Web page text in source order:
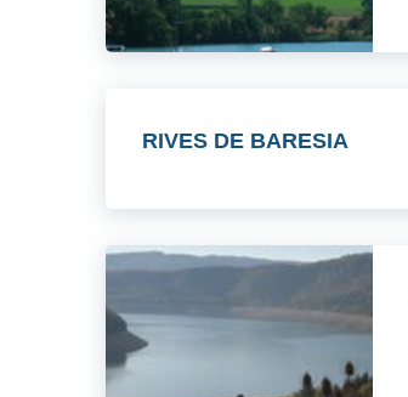
RIVES DE BARESIA